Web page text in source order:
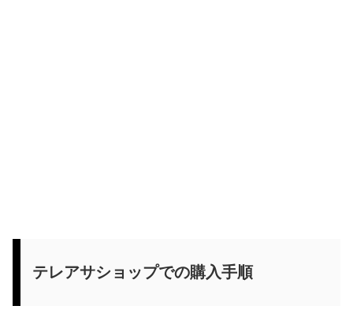
テレアサショップでの購入手順